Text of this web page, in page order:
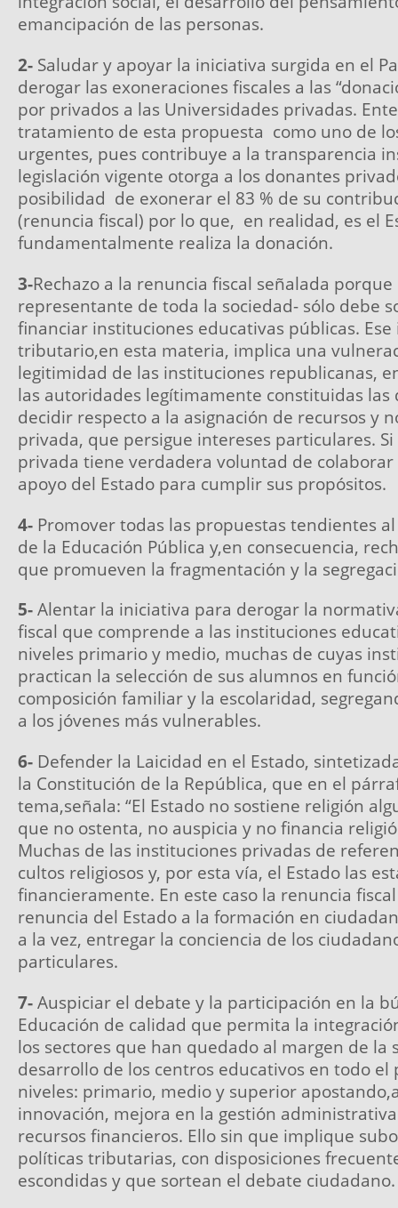
emancipación de las personas.
2- Saludar y apoyar la iniciativa surgida en el
derogar las exoneraciones fiscales a las
por privados a las Universidades privadas.
tratamiento de esta propuesta como uno de
urgentes, pues contribuye a la transparencia
legislación vigente otorga a los donantes
posibilidad de exonerar el 83 % de su
(renuncia fiscal) por lo que, en realidad, es el
fundamentalmente realiza la donación.
3-Rechazo a la renuncia fiscal señalada porque
representante de toda la sociedad- sólo debe
financiar instituciones educativas públicas.
tributario,en esta materia, implica una
legitimidad de las instituciones republicanas,
las autoridades legítimamente constituidas las
decidir respecto a la asignación de recursos y
privada, que persigue intereses particulares.
privada tiene verdadera voluntad de colaborar
apoyo del Estado para cumplir sus propósitos.
4- Promover todas las propuestas tendientes
de la Educación Pública y,en consecuencia,
que promueven la fragmentación y la
5-Alentar la iniciativa para derogar la
fiscal que comprende a las instituciones
niveles primario y medio, muchas de cuyas
practican la selección de sus alumnos en
composición familiar y la escolaridad,
a los jóvenes más vulnerables.
6- Defender la Laicidad en el Estado,
la Constitución de la República, que en el
tema,señala: “El Estado no sostiene religión
que no ostenta, no auspicia y no financia
Muchas de las instituciones privadas de
cultos religiosos y, por esta vía, el Estado las
financieramente. En este caso la renuncia
renuncia del Estado a la formación en
a la vez, entregar la conciencia de los
particulares.
7-Auspiciar el debate y la participación en la
Educación de calidad que permita la
los sectores que han quedado al margen de la
desarrollo de los centros educativos en todo el
niveles: primario, medio y superior
innovación, mejora en la gestión
recursos financieros. Ello sin que implique
políticas tributarias, con disposiciones
escondidas y que sortean el debate ciudadano.